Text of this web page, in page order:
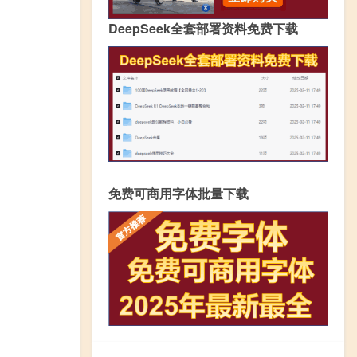
DeepSeek全套部署资料免费下载
免费可商用字体批量下载